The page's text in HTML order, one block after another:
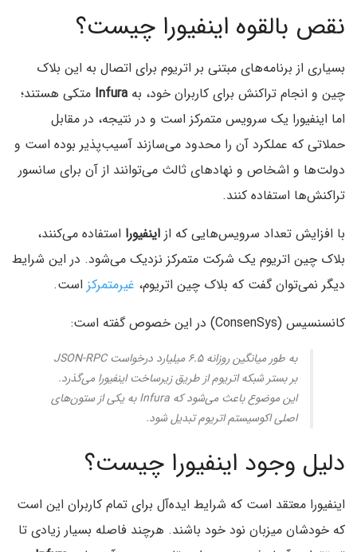
نقص‌ بالقوه اینفیورا چیست؟
بسیاری از برنامه‌های مبتنی بر اتریوم برای اتصال به این بلاک
چین و انجام تراکنش برای کاربران خود، به Infura متکی هستند؛
اما اینفیورا یک سرویس متمرکز است و در نتیجه، در مقابل
حملاتی که عملکرد آن را محدود می‌سازند آسیب‌پذیر بوده است و
دولت‌ها و اشخاص و نهادهای ثالث می‌توانند از آن برای سانسور
تراکنش‌ها استفاده کنند.
با افزایش تعداد سرویس‌هایی که از اینفیورا استفاده می‌کنند،
بلاک چین اتریوم یک شرکت متمرکز نزدیک می‌شود. در این شرایط
دیگر نمی‌توان گفت که بلاک چین اتریوم، غیرمتمرکز است.
کانسنسیس (ConsenSys) در این خصوص گفته است:
به طور میانگین روزانه ۶.۵ میلیارد درخواست JSON-RPC
بر بستر شبکه اتریوم از طریق زیرساخت اینفیورا می‌گذرد.
این موضوع باعث می‌شود که Infura به یکی از ستون‌های
اصلی اکوسیستم اتریوم تبدیل شود.
دلیل وجود اینفیورا چیست؟
اینفیورا معتقد است که شرایط ایده‌آل برای تمام کاربران این است
که خودشان میزبان نود خود باشند. هرچند فاصله بسیار زیادی تا